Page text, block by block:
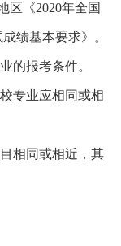
区《2020年全国
绩基本要求》。
的报考条件。
专业应相同或相
相同或相近，其